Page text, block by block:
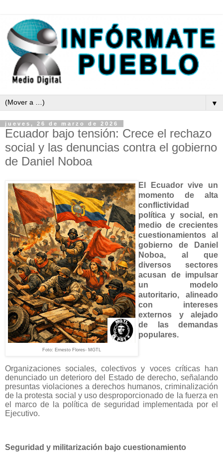
▼
jueves, 26 de marzo de 2026
Ecuador bajo tensión: Crece el rechazo
social y las denuncias contra el gobierno
de Daniel Noboa
Foto: Ernesto Flores- MGTL
El Ecuador vive un
momento de alta
conflictividad
política y social, en
medio de crecientes
cuestionamientos al
gobierno de Daniel
Noboa, al que
diversos sectores
acusan de impulsar
un modelo
autoritario, alineado
con intereses
externos y alejado
de las demandas
populares.
Organizaciones sociales, colectivos y voces críticas han
denunciado un deterioro del Estado de derecho, señalando
presuntas violaciones a derechos humanos, criminalización
de la protesta social y uso desproporcionado de la fuerza en
el marco de la política de seguridad implementada por el
Ejecutivo.
Seguridad y militarización bajo cuestionamiento